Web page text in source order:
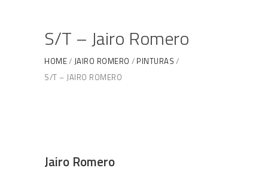
S/T – Jairo Romero
HOME JAIRO ROMERO
PINTURAS
S/T – JAIRO ROMERO
Jairo Romero